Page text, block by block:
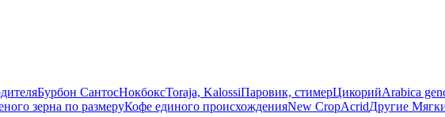
Бурбон СантосНокбоксToraja, KalossiПаровик, стимерЦикорийArabica
зерна по размеруКофе единого происхожденияNew CropAcridДругие